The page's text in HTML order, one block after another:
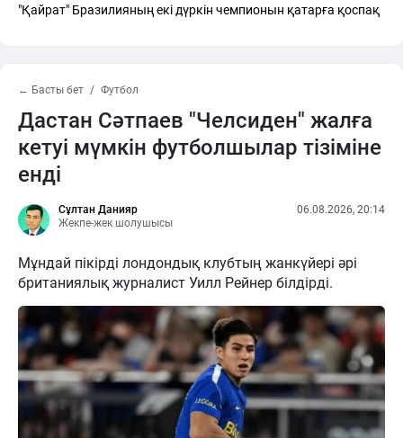
"Қайрат" Бразилияның екі дүркін чемпионын қатарға қоспақ
← Басты бет Футбол
Дастан Сәтпаев "Челсиден" жалға
кетуі мүмкін футболшылар тізіміне
енді
Сұлтан Данияр
Жекпе-жек шолушысы
06.08.2026, 20:14
Мұндай пікірді лондондық клубтың жанкүйері әрі
британиялық журналист Уилл Рейнер білдірді.